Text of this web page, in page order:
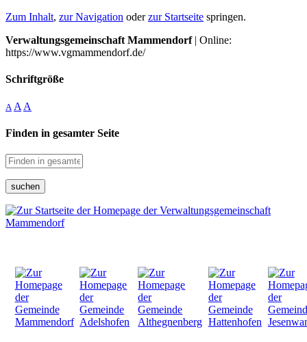
Zum Inhalt, zur Navigation oderzur Startseite springen.
Verwaltungsgemeinschaft Mammendorf| Online:
https://www.vgmammendorf.de/
Schriftgröße
A A A
Finden in gesamter Seite
suchen